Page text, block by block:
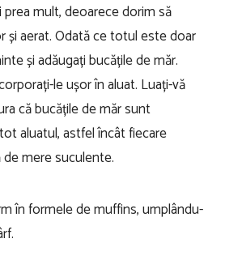
mult, deoarece dorim să
și aerat. Odată ce totul este doar
și adăugați bucățile de măr.
le ușor în aluat. Luați-vă
că bucățile de măr sunt
aluatul, astfel încât fiecare
mere suculente.
în formele de muffins, umplându-